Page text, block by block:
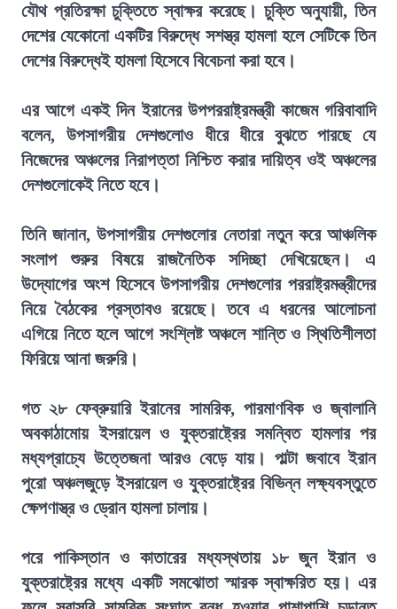
যৌথ প্রতিরক্ষা চুক্তিতে স্বাক্ষর করেছে। চুক্তি অনুযায়ী, তিন
দেশের যেকোনো একটির বিরুদ্ধে সশস্ত্র হামলা হলে সেটিকে তিন
দেশের বিরুদ্ধেই হামলা হিসেবে বিবেচনা করা হবে।
এর আগে একই দিন ইরানের উপপররাষ্ট্রমন্ত্রী কাজেম গরিবাবাদি
বলেন, উপসাগরীয় দেশগুলোও ধীরে ধীরে বুঝতে পারছে যে
নিজেদের অঞ্চলের নিরাপত্তা নিশ্চিত করার দায়িত্ব ওই অঞ্চলের
দেশগুলোকেই নিতে হবে।
তিনি জানান, উপসাগরীয় দেশগুলোর নেতারা নতুন করে আঞ্চলিক
সংলাপ শুরুর বিষয়ে রাজনৈতিক সদিচ্ছা দেখিয়েছেন। এ
উদ্যোগের অংশ হিসেবে উপসাগরীয় দেশগুলোর পররাষ্ট্রমন্ত্রীদের
নিয়ে বৈঠকের প্রস্তাবও রয়েছে। তবে এ ধরনের আলোচনা
এগিয়ে নিতে হলে আগে সংশ্লিষ্ট অঞ্চলে শান্তি ও স্থিতিশীলতা
ফিরিয়ে আনা জরুরি।
গত ২৮ ফেব্রুয়ারি ইরানের সামরিক, পারমাণবিক ও জ্বালানি
অবকাঠামোয় ইসরায়েল ও যুক্তরাষ্ট্রের সমন্বিত হামলার পর
মধ্যপ্রাচ্যে উত্তেজনা আরও বেড়ে যায়। পাল্টা জবাবে ইরান
পুরো অঞ্চলজুড়ে ইসরায়েল ও যুক্তরাষ্ট্রের বিভিন্ন লক্ষ্যবস্তুতে
ক্ষেপণাস্ত্র ও ড্রোন হামলা চালায়।
পরে পাকিস্তান ও কাতারের মধ্যস্থতায় ১৮ জুন ইরান ও
যুক্তরাষ্ট্রের মধ্যে একটি সমঝোতা স্মারক স্বাক্ষরিত হয়। এর